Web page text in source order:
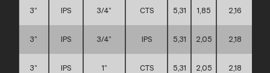
3” IPS 3/4” CTS 5,31 1,85 2,16
3” IPS 3/4” IPS 5,31 2,05 2,18
3” IPS 1” CTS 5,31 2,05 2,18